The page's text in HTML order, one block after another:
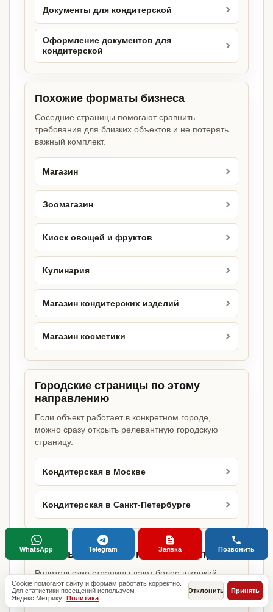
Документы для кондитерской
Оформление документов для
кондитерской
Похожие форматы бизнеса
Соседние страницы помогают сравнить
требования для близких объектов и не потерять
важный комплект.
Магазин
Зоомагазин
Киоск овощей и фруктов
Кулинария
Магазин кондитерских изделий
Магазин косметики
Городские страницы по этому
направлению
Если объект работает в конкретном городе,
можно сразу открыть релевантную городскую
страницу.
Кондитерская в Москве
Кондитерская в Санкт-Петербурге
Базовые разделы по этому запросу
Родительские страницы дают более широкий
обзор услуги, объекта или региона без лишних
переходов.
Cookie помогают сайту и формам работать корректно.
Для статистики посещений используем
Яндекс.Метрику. Политика
Отклонить Принять
WhatsApp Telegram Заявка Позвонить